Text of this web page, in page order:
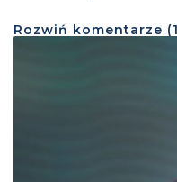
Rozwiń komentarze (1